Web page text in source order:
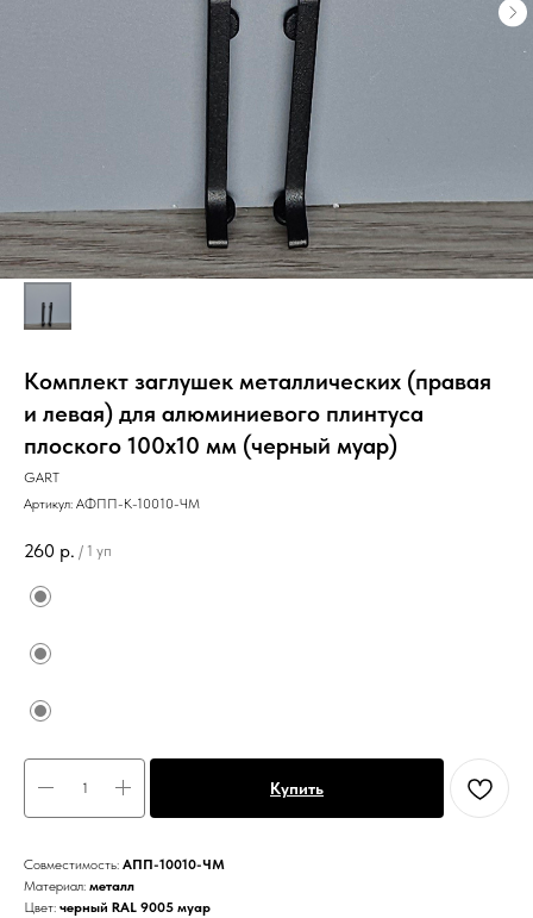
Комплект заглушек металлических (правая
и левая) для алюминиевого плинтуса
плоского 100х10 мм (черный муар)
GART
Артикул: АФПП-К-10010-ЧМ
260 р. / 1 уп
Купить
Совместимость: АПП-10010-ЧМ
Материал: металл
Цвет: черный RAL 9005 муар